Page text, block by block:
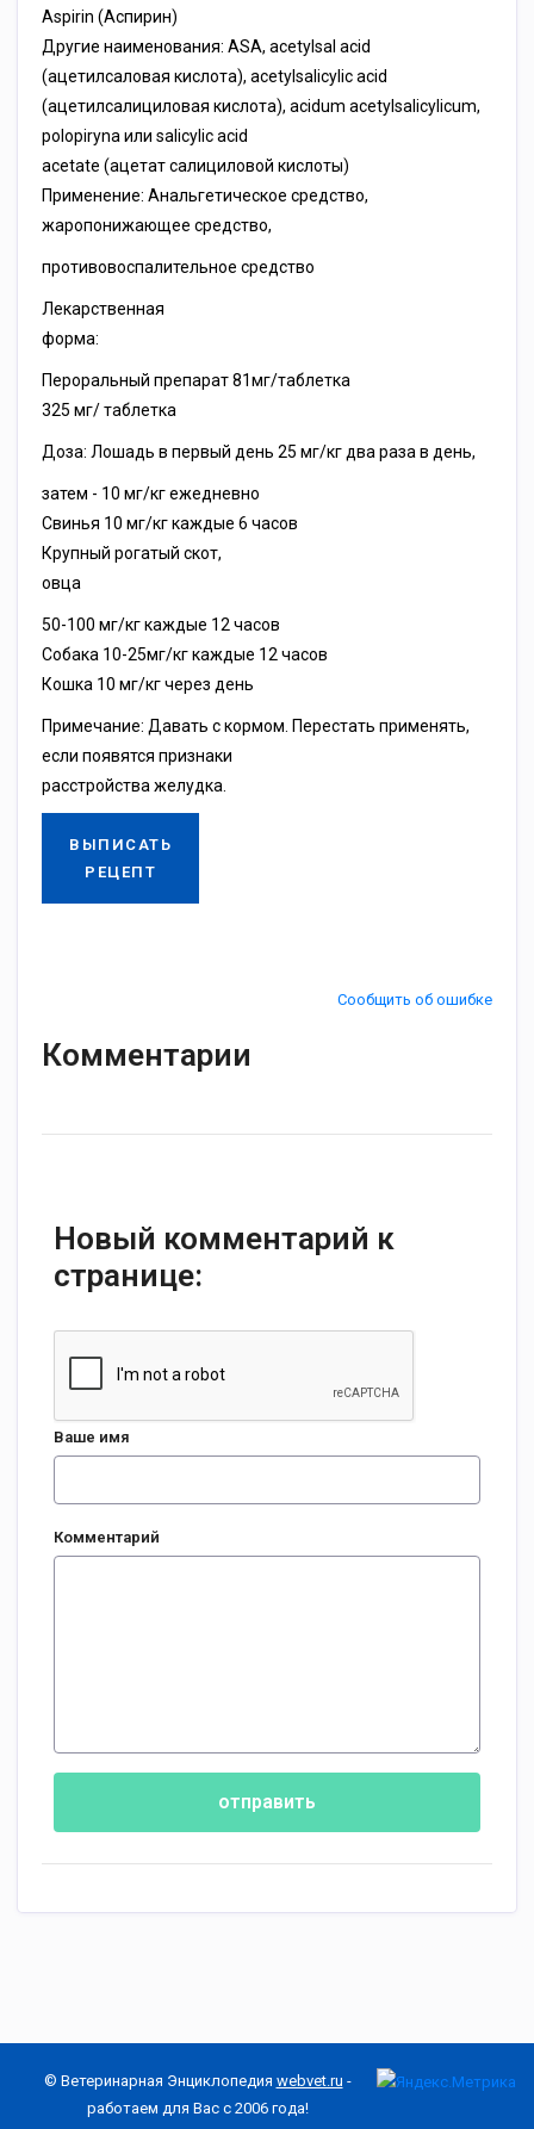
Aspirin (Аспирин)
Другие наименования: ASA, acetylsal acid
(ацетилсаловая кислота), acetylsalicylic acid
(ацетилсалициловая кислота), acidum acetylsalicylicum,
polopiryna или salicylic acid
acetate (ацетат салициловой кислоты)
Применение: Анальгетическое средство,
жаропонижающее средство,
противовоспалительное средство
Лекарственная
форма:
Пероральный препарат 81мг/таблетка
325 мг/ таблетка
Доза: Лошадь в первый день 25 мг/кг два раза в день,
затем - 10 мг/кг ежедневно
Свинья 10 мг/кг каждые 6 часов
Крупный рогатый скот,
овца
50-100 мг/кг каждые 12 часов
Собака 10-25мг/кг каждые 12 часов
Кошка 10 мг/кг через день
Примечание: Давать с кормом. Перестать применять,
если появятся признаки
расстройства желудка.
ВЫПИСАТЬ
РЕЦЕПТ
Сообщить об ошибке
Комментарии
Новый комментарий к
странице:
Ваше имя
Комментарий
отправить
© Ветеринарная Энциклопедия webvet.ru -
работаем для Вас с 2006 года!